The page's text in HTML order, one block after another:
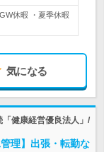
休暇 ・夏季休暇
気になる
健康経営優良法人」/
理】出張・転勤な